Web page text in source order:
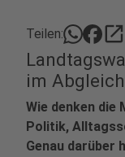
Teilen: open_in_new
im
Wie denken die
Politik,
Genau darüber